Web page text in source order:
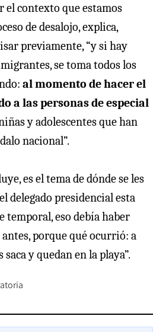
el contexto que estamos
de desalojo, explica,
previamente, “y si hay
se toma todos los
al momento de hacer el
a las personas de especial
y adolescentes que han
nacional”.
es el tema de dónde se les
delegado presidencial esta
temporal, eso debía haber
porque qué ocurrió: a
saca y quedan en la playa”.